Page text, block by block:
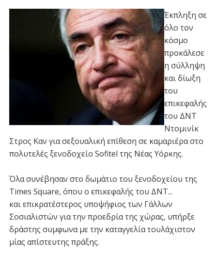
Έκπληξη σε
όλο τον
κόσμο
προκάλεσε
η σύλληψη
και δίωξη
του
επικεφαλής
του ΔΝΤ
Ντομινίκ
Στρος Καν για σεξουαλική επίθεση σε καμαριέρα στο
πολυτελές ξενοδοχείο Sofitel της Νέας Υόρκης.
Όλα συνέβησαν στο δωμάτιο του ξενοδοχείου της
Times Square, όπου ο επικεφαλής του ΔΝΤ...
και επικρατέστερος υποψήφιος των Γάλλων
Σοσιαλιστών για την προεδρία της χώρας, υπήρξε
δράστης συμφωνα με την καταγγελία τουλάχιστον
μίας απίστευτης πράξης.